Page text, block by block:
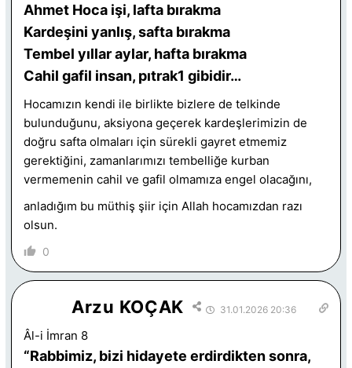
Ahmet Hoca işi, lafta bırakma
Kardeşini yanlış, safta bırakma
Tembel yıllar aylar, hafta bırakma
Cahil gafil insan, pıtrak1 gibidir…
Hocamızın kendi ile birlikte bizlere de telkinde
bulunduğunu, aksiyona geçerek kardeşlerimizin de
doğru safta olmaları için sürekli gayret etmemiz
gerektiğini, zamanlarımızı tembelliğe kurban
vermemenin cahil ve gafil olmamıza engel olacağını,
anladığım bu müthiş şiir için Allah hocamızdan razı
olsun.
0
Arzu KOÇAK 31.01.2026 20:36
Âl-i İmran 8
“Rabbimiz, bizi hidayete erdirdikten sonra,